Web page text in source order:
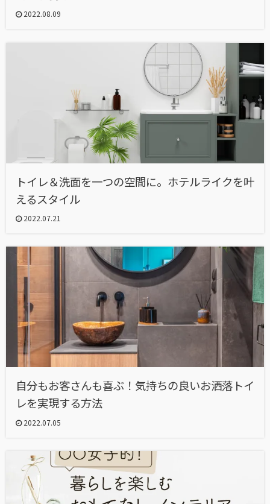
2022.08.09
トイレ＆洗面を一つの空間に。ホテルライクを叶
えるスタイル
2022.07.21
自分もお客さんも喜ぶ！気持ちの良いお洒落トイ
レを実現する方法
2022.07.05